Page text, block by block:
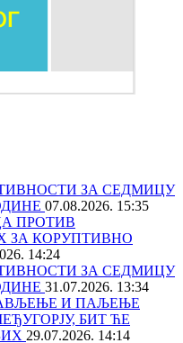
ЗА СЕДМИЦУ
07.08.2026. 15:35
ПРОТИВ
ЗА КОРУПТИВНО
14:24
ЗА СЕДМИЦУ
31.07.2026. 13:34
И ПАЉЕЊЕ
БИТ ЋЕ
29.07.2026. 14:14